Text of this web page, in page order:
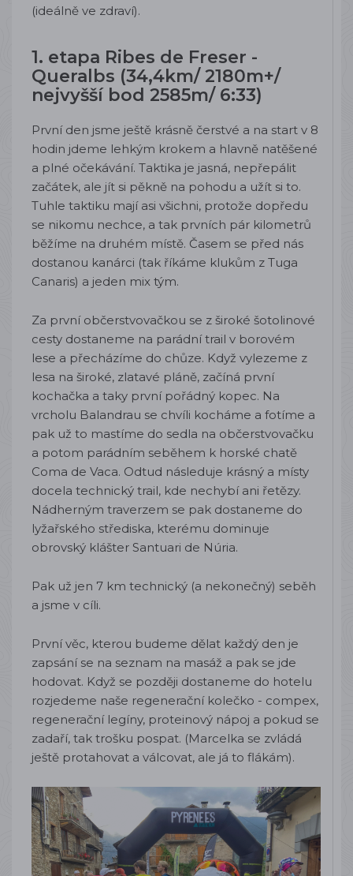
(ideálně ve zdraví).
1. etapa Ribes de Freser -
Queralbs (34,4km/ 2180m+/
nejvyšší bod 2585m/ 6:33)
První den jsme ještě krásně čerstvé a na start v 8
hodin jdeme lehkým krokem a hlavně natěšené
a plné očekávání. Taktika je jasná, nepřepálit
začátek, ale jít si pěkně na pohodu a užít si to.
Tuhle taktiku mají asi všichni, protože dopředu
se nikomu nechce, a tak prvních pár kilometrů
běžíme na druhém místě. Časem se před nás
dostanou kanárci (tak říkáme klukům z Tuga
Canaris) a jeden mix tým.
Za první občerstvovačkou se z široké šotolinové
cesty dostaneme na parádní trail v borovém
lese a přecházíme do chůze. Když vylezeme z
lesa na široké, zlatavé pláně, začíná první
kochačka a taky první pořádný kopec. Na
vrcholu Balandrau se chvíli kocháme a fotíme a
pak už to mastíme do sedla na občerstvovačku
a potom parádním seběhem k horské chatě
Coma de Vaca. Odtud následuje krásný a místy
docela technický trail, kde nechybí ani řetězy.
Nádherným traverzem se pak dostaneme do
lyžařského střediska, kterému dominuje
obrovský klášter Santuari de Núria.
Pak už jen 7 km technický (a nekonečný) seběh
a jsme v cíli.
První věc, kterou budeme dělat každý den je
zapsání se na seznam na masáž a pak se jde
hodovat. Když se později dostaneme do hotelu
rozjedeme naše regenerační kolečko - compex,
regenerační legíny, proteinový nápoj a pokud se
zadaří, tak trošku pospat. (Marcelka se zvládá
ještě protahovat a válcovat, ale já to flákám).